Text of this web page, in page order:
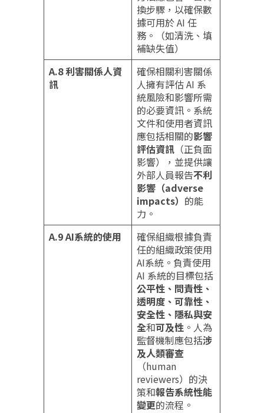
換步驟，以確保數
據可用於 AI 任
務。（如清洗、填
補缺失值）
A.8 利害關係人資
訊
確保相關利害關係
人擁有評估 AI 系
統風險和影響所需
的必要資訊。系統
文件和使用者資訊
應包括相關的影響
評估資訊 （正負面
影響），並提供讓
外部人員報告不利
影響（adverse
impacts） 的能
力。
A.9 AI系統的使用
確保組織根據負責
任的組織政策使用
AI系統。負責使用
AI 系統的目標包括
公平性、問責性、
透明度、可靠性、
安全性、隱私與安
全和可及性 。人為
監督機制應包括涉
及人類審查
（human
reviewers）的決
策和報告系統性能
變更的流程。